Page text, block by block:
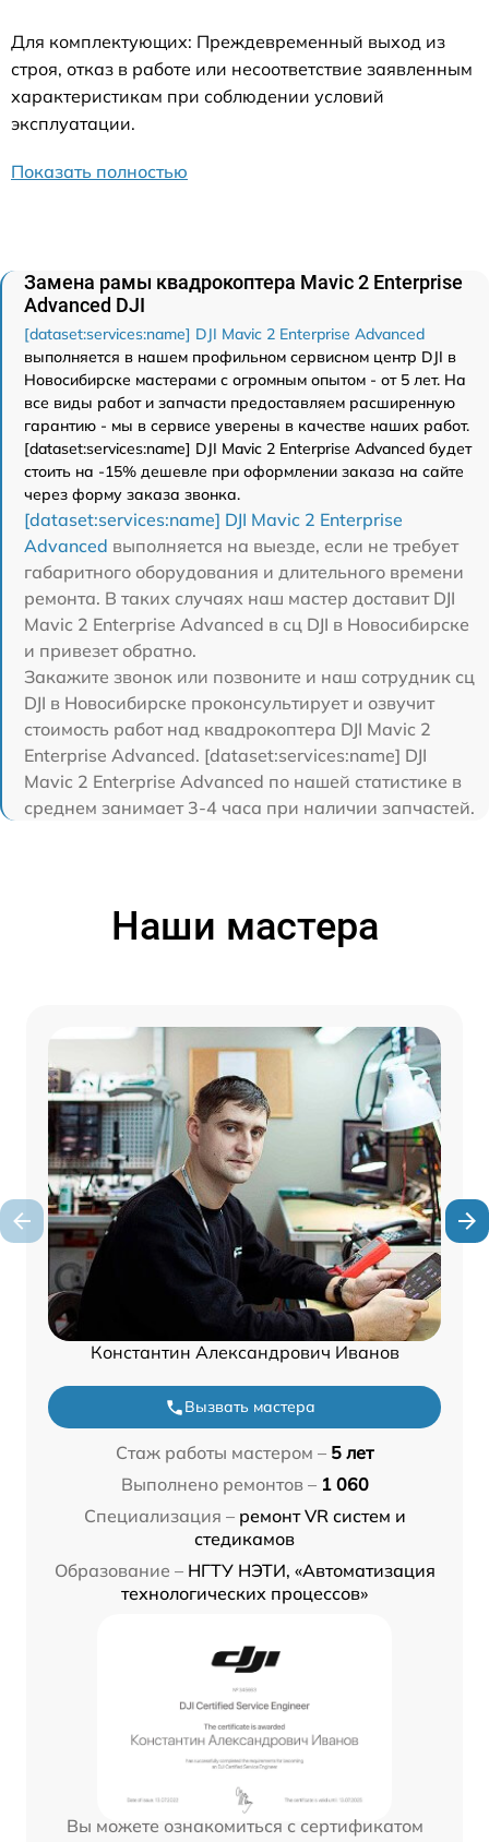
Для комплектующих: Преждевременный выход из
строя, отказ в работе или несоответствие заявленным
характеристикам при соблюдении условий
эксплуатации.
Показать полностью
Замена рамы квадрокоптера Mavic 2 Enterprise
Advanced DJI
[dataset:services:name] DJI Mavic 2 Enterprise Advanced
выполняется в нашем профильном сервисном центр DJI в
Новосибирске мастерами с огромным опытом - от 5 лет. На
все виды работ и запчасти предоставляем расширенную
гарантию - мы в сервисе уверены в качестве наших работ.
[dataset:services:name] DJI Mavic 2 Enterprise Advanced будет
стоить на -15% дешевле при оформлении заказа на сайте
через форму заказа звонка.
[dataset:services:name] DJI Mavic 2 Enterprise
Advanced выполняется на выезде, если не требует
габаритного оборудования и длительного времени
ремонта. В таких случаях наш мастер доставит DJI
Mavic 2 Enterprise Advanced в сц DJI в Новосибирске
и привезет обратно.
Закажите звонок или позвоните и наш сотрудник сц
DJI в Новосибирске проконсультирует и озвучит
стоимость работ над квадрокоптера DJI Mavic 2
Enterprise Advanced. [dataset:services:name] DJI
Mavic 2 Enterprise Advanced по нашей статистике в
среднем занимает 3-4 часа при наличии запчастей.
Наши мастера
Константин Александрович Иванов
Вызвать мастера
Стаж работы мастером – 5 лет
Выполнено ремонтов – 1 060
Специализация – ремонт VR систем и
стедикамов
Образование – НГТУ НЭТИ, «Автоматизация
технологических процессов»
Вы можете ознакомиться с сертификатом